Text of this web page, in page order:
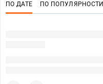
ПО ДАТЕ ПО ПОПУЛЯРНОСТИ